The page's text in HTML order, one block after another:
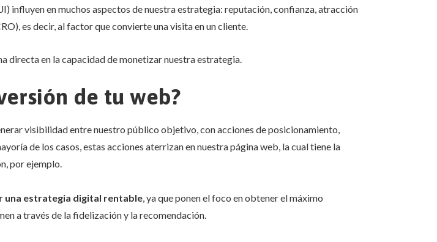
influyen en muchos aspectos de nuestra estrategia: reputación, confianza, atracción
es decir, al factor que convierte una visita en un cliente.
directa en la capacidad de monetizar nuestra estrategia.
de tu web?
visibilidad entre nuestro público objetivo, con acciones de posicionamiento,
de los casos, estas acciones aterrizan en nuestra página web, la cual tiene la
por ejemplo.
una estrategia digital rentable, ya que ponen el foco en obtener el máximo
a través de la fidelización y la recomendación.